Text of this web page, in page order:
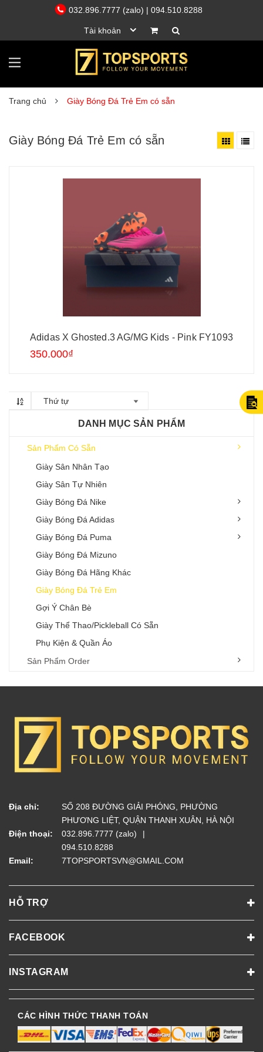
032.896.7777 (zalo) | 094.510.8288
Tài khoản
Trang chủ Giày Bóng Đá Trẻ Em có sẵn
Giày Bóng Đá Trẻ Em có sẵn
Adidas X Ghosted.3 AG/MG Kids - Pink FY1093
350.000₫
Thứ tự
DANH MỤC SẢN PHẨM
Sản Phẩm Có Sẵn
Giày Sân Nhân Tạo
Giày Sân Tự Nhiên
Giày Bóng Đá Nike
Giày Bóng Đá Adidas
Giày Bóng Đá Puma
Giày Bóng Đá Mizuno
Giày Bóng Đá Hãng Khác
Giày Bóng Đá Trẻ Em
Gợi Ý Chân Bè
Giày Thể Thao/Pickleball Có Sẵn
Phụ Kiện & Quần Áo
Sản Phẩm Order
Địa chỉ:
SỐ 208 ĐƯỜNG GIẢI PHÓNG, PHƯỜNG
PHƯƠNG LIỆT, QUẬN THANH XUÂN, HÀ NỘI
Điện thoại:
032.896.7777 (zalo)
094.510.8288
Email:
7TOPSPORTSVN@GMAIL.COM
HỖ TRỢ
FACEBOOK
INSTAGRAM
CÁC HÌNH THỨC THANH TOÁN